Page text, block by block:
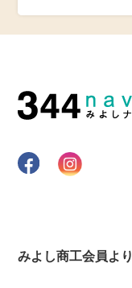
みよし商工会員より